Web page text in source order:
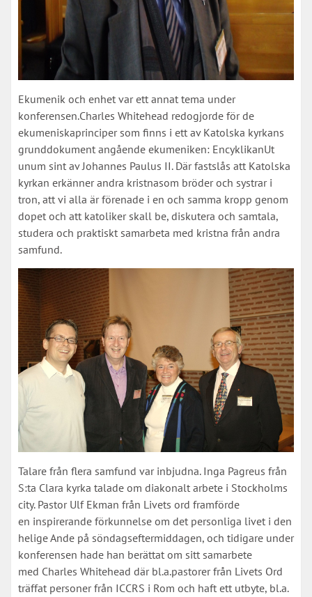
Ekumenik och enhet var ett annat tema under
konferensen.Charles Whitehead redogjorde för de
ekumeniskaprinciper som finns i ett av Katolska kyrkans
grunddokument angående ekumeniken: EncyklikanUt
unum sint av Johannes Paulus II. Där fastslås att Katolska
kyrkan erkänner andra kristnasom bröder och systrar i
tron, att vi alla är förenade i en och samma kropp genom
dopet och att katoliker skall be, diskutera och samtala,
studera och praktiskt samarbeta med kristna från andra
samfund.
Talare från flera samfund var inbjudna. Inga Pagreus från
S:ta Clara kyrka talade om diakonalt arbete i Stockholms
city. Pastor Ulf Ekman från Livets ord framförde
en inspirerande förkunnelse om det personliga livet i den
helige Ande på söndagseftermiddagen, och tidigare under
konferensen hade han berättat om sitt samarbete
med Charles Whitehead där bl.a.pastorer från Livets Ord
träffat personer från ICCRS i Rom och haft ett utbyte, bl.a.